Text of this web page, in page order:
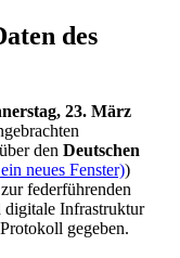
des
23. März
den Deutschen
neues Fenster))
federführenden
digitale Infrastruktur
gegeben.